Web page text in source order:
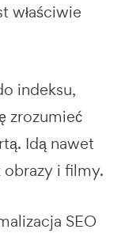
właściwie
indeksu,
zrozumieć
Idą nawet
i filmy.
SEO